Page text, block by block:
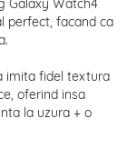
Galaxy Watch4
perfect, facand ca
imita fidel textura
oferind insa
la uzura + o